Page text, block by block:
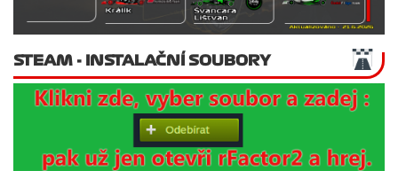
STEAM - INSTALAČNÍ SOUBORY